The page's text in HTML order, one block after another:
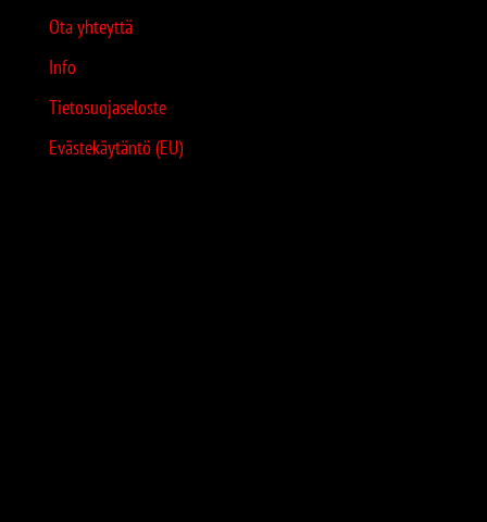
Ota yhteyttä
Info
Tietosuojaseloste
Evästekäytäntö (EU)